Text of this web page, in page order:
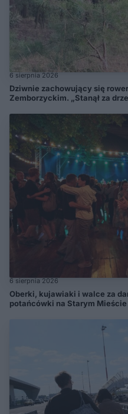
6 sierpnia 2026
Dziwnie zachowujący się
Zemborzyckim. „Stanął za
6 sierpnia 2026
Oberki, kujawiaki i walce za
potańcówki na Starym Mieście